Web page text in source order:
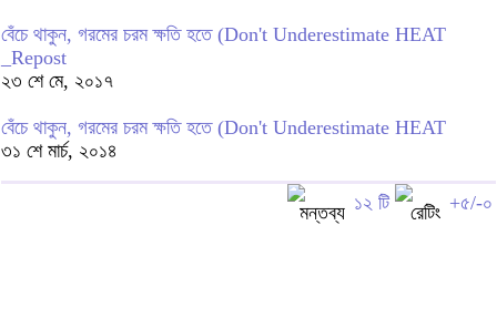
বেঁচে থাকুন, গরমের চরম ক্ষতি হতে (Don't Underestimate HEAT
_Repost
২৩ শে মে, ২০১৭
বেঁচে থাকুন, গরমের চরম ক্ষতি হতে (Don't Underestimate HEAT
৩১ শে মার্চ, ২০১৪
১২ টি +৫/-০